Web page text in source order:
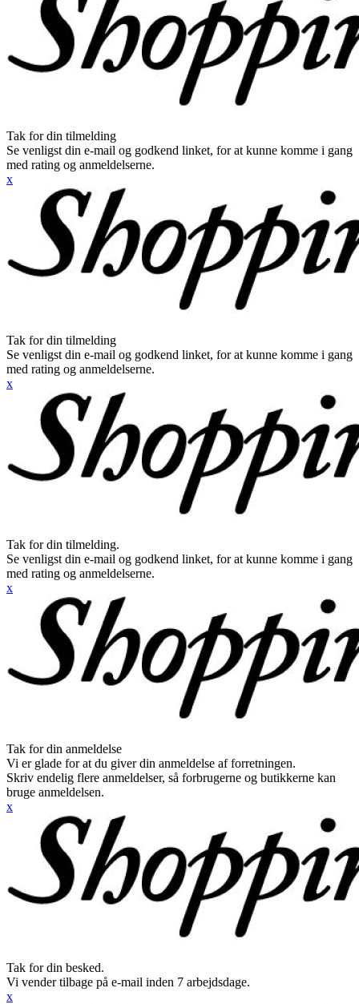
Tak for din tilmelding
Se venligst din e-mail og godkend linket, for at kunne komme i gang
med rating og anmeldelserne.
x
Tak for din tilmelding
Se venligst din e-mail og godkend linket, for at kunne komme i gang
med rating og anmeldelserne.
x
Tak for din tilmelding.
Se venligst din e-mail og godkend linket, for at kunne komme i gang
med rating og anmeldelserne.
x
Tak for din anmeldelse
Vi er glade for at du giver din anmeldelse af forretningen.
Skriv endelig flere anmeldelser, så forbrugerne og butikkerne kan
bruge anmeldelsen.
x
Tak for din besked.
Vi vender tilbage på e-mail inden 7 arbejdsdage.
x